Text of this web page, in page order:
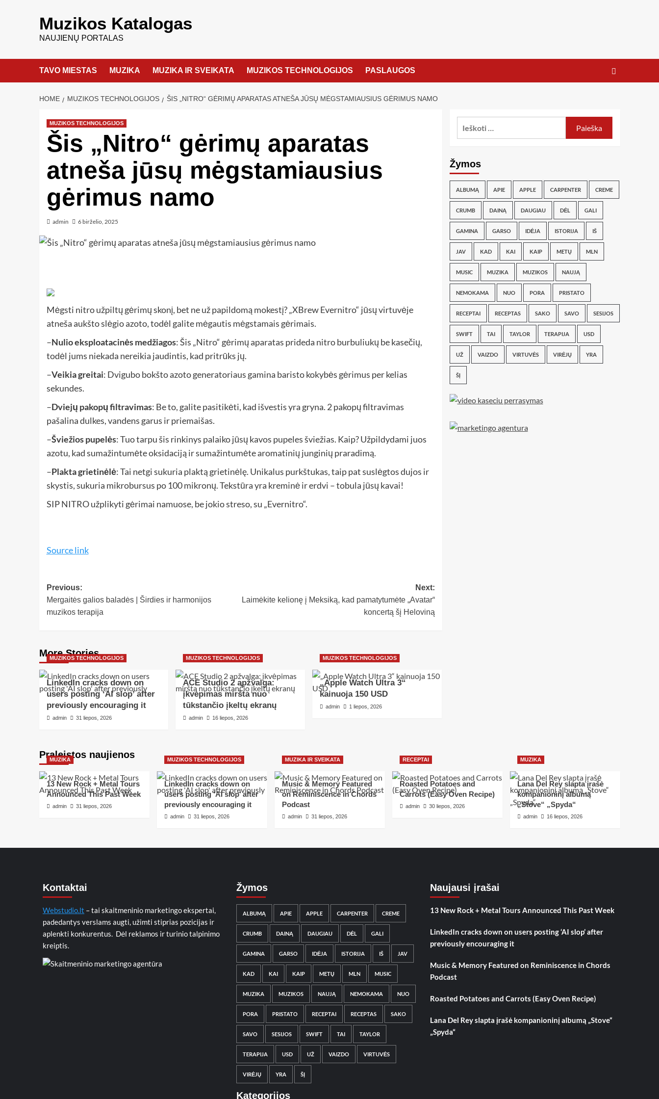
Muzikos Katalogas
NAUJIENŲ PORTALAS
TAVO MIESTAS MUZIKA MUZIKA IR SVEIKATA MUZIKOS TECHNOLOGIJOS PASLAUGOS
HOME MUZIKOS TECHNOLOGIJOS ŠIS „NITRO“ GĖRIMŲ APARATAS ATNEŠA JŪSŲ MĖGSTAMIAUSIUS GĖRIMUS NAMO
MUZIKOS TECHNOLOGIJOS
Šis „Nitro“ gėrimų aparatas
atneša jūsų mėgstamiausius
gėrimus namo
admin 6 birželio, 2025
Mėgsti nitro užpiltų gėrimų skonį, bet ne už papildomą mokestį? „XBrew Evernitro“ jūsų virtuvėje
atneša aukšto slėgio azoto, todėl galite mėgautis mėgstamais gėrimais.
–Nulio eksploatacinės medžiagos: Šis „Nitro“ gėrimų aparatas prideda nitro burbuliukų be kasečių,
todėl jums niekada nereikia jaudintis, kad pritrūks jų.
–Veikia greitai: Dvigubo bokšto azoto generatoriaus gamina baristo kokybės gėrimus per kelias
sekundes.
–Dviejų pakopų filtravimas: Be to, galite pasitikėti, kad išvestis yra gryna. 2 pakopų filtravimas
pašalina dulkes, vandens garus ir priemaišas.
–Šviežios pupelės: Tuo tarpu šis rinkinys palaiko jūsų kavos pupeles šviežias. Kaip? Užpildydami juos
azotu, kad sumažintumėte oksidaciją ir sumažintumėte aromatinių junginių praradimą.
–Plakta grietinėlė: Tai netgi sukuria plaktą grietinėlę. Unikalus purkštukas, taip pat suslėgtos dujos ir
skystis, sukuria mikrobursus po 100 mikronų. Tekstūra yra kreminė ir erdvi – tobula jūsų kavai!
SIP NITRO užplikyti gėrimai namuose, be jokio streso, su „Evernitro“.
Source link
Previous:
Mergaitės galios baladės | Širdies ir harmonijos
muzikos terapija
Next:
Laimėkite kelionę į Meksiką, kad pamatytumėte „Avatar“
koncertą šį Heloviną
More Stories
MUZIKOS TECHNOLOGIJOS
LinkedIn cracks down on
users posting ‘AI slop’ after
previously encouraging it
admin 31 liepos, 2026
MUZIKOS TECHNOLOGIJOS
ACE Studio 2 apžvalga:
įkvėpimas miršta nuo
tūkstančio įkeltų ekranų
admin 16 liepos, 2026
MUZIKOS TECHNOLOGIJOS
„Apple Watch Ultra 3“
kainuoja 150 USD
admin 1 liepos, 2026
Žymos
ALBUMĄ APIE APPLE CARPENTER CREME
CRUMB DAINĄ DAUGIAU DĖL GALI
GAMINA GARSO IDĖJA ISTORIJA IŠ
JAV KAD KAI KAIP METŲ MLN
MUSIC MUZIKA MUZIKOS NAUJĄ
NEMOKAMA NUO PORA PRISTATO
RECEPTAI RECEPTAS SAKO SAVO SESIJOS
SWIFT TAI TAYLOR TERAPIJA USD
UŽ VAIZDO VIRTUVĖS VIRĖJŲ YRA
ŠĮ
Praleistos naujienos
MUZIKA
13 New Rock + Metal Tours
Announced This Past Week
admin 31 liepos, 2026
MUZIKOS TECHNOLOGIJOS
LinkedIn cracks down on
users posting ‘AI slop’ after
previously encouraging it
admin 31 liepos, 2026
MUZIKA IR SVEIKATA
Music & Memory Featured
on Reminiscence in Chords
Podcast
admin 31 liepos, 2026
RECEPTAI
Roasted Potatoes and
Carrots (Easy Oven Recipe)
admin 30 liepos, 2026
MUZIKA
Lana Del Rey slapta įrašė
kompanioninį albumą
„Stove“ „Spyda“
admin 16 liepos, 2026
Kontaktai
Webstudio.lt – tai skaitmeninio marketingo ekspertai,
padedantys verslams augti, užimti stiprias pozicijas ir
aplenkti konkurentus. Dėl reklamos ir turinio talpinimo
kreiptis.
Žymos
ALBUMĄ APIE APPLE CARPENTER CREME
CRUMB DAINĄ DAUGIAU DĖL GALI
GAMINA GARSO IDĖJA ISTORIJA IŠ JAV
KAD KAI KAIP METŲ MLN MUSIC
MUZIKA MUZIKOS NAUJĄ NEMOKAMA NUO
PORA PRISTATO RECEPTAI RECEPTAS SAKO
SAVO SESIJOS SWIFT TAI TAYLOR
TERAPIJA USD UŽ VAIZDO VIRTUVĖS
VIRĖJŲ YRA ŠĮ
Kategorijos
Naujausi įrašai
13 New Rock + Metal Tours Announced This Past Week
LinkedIn cracks down on users posting ‘AI slop’ after
previously encouraging it
Music & Memory Featured on Reminiscence in Chords
Podcast
Roasted Potatoes and Carrots (Easy Oven Recipe)
Lana Del Rey slapta įrašė kompanioninį albumą „Stove“
„Spyda“